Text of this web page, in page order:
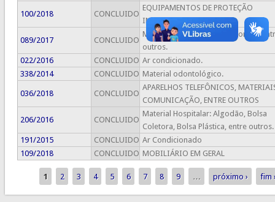
100/2018 CONCLUIDO
EQUIPAMENTOS DE PROTEÇÃO
INDIVIDUAL
089/2017 CONCLUIDO
Materiais químicos, laboratoriais,
outros.
022/2016
CONCLUIDO Ar condicionado.
338/2014
CONCLUIDO Material odontológico.
036/2018 CONCLUIDO
APARELHOS TELEFÔNICOS,
COMUNICAÇÃO, ENTRE OUTROS
206/2016 CONCLUIDO
Material Hospitalar: Algodão, Bolsa
Coletora, Bolsa Plástica, entre outros.
191/2015
CONCLUIDO Ar Condicionado
109/2018
CONCLUIDO MOBILIÁRIO EM GERAL
Páginas
1 2 3 4 5 6 7 8 9 … próximo › fim